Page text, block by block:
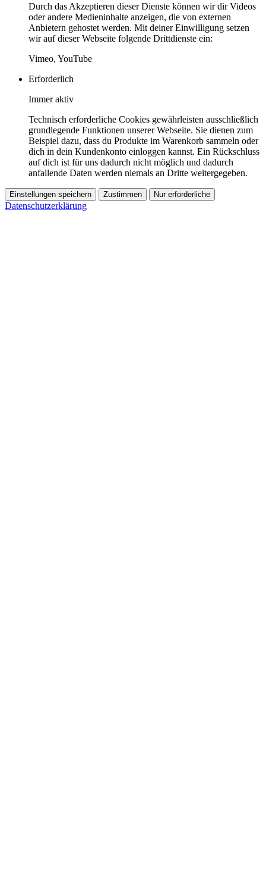
Durch das Akzeptieren dieser Dienste können wir dir Videos
oder andere Medieninhalte anzeigen, die von externen
Anbietern gehostet werden. Mit deiner Einwilligung setzen
wir auf dieser Webseite folgende Drittdienste ein:
Vimeo, YouTube
Erforderlich
Immer aktiv
Technisch erforderliche Cookies gewährleisten ausschließlich
grundlegende Funktionen unserer Webseite. Sie dienen zum
Beispiel dazu, dass du Produkte im Warenkorb sammeln oder
dich in dein Kundenkonto einloggen kannst. Ein Rückschluss
auf dich ist für uns dadurch nicht möglich und dadurch
anfallende Daten werden niemals an Dritte weitergegeben.
Einstellungen speichern Zustimmen Nur erforderliche
Datenschutzerklärung